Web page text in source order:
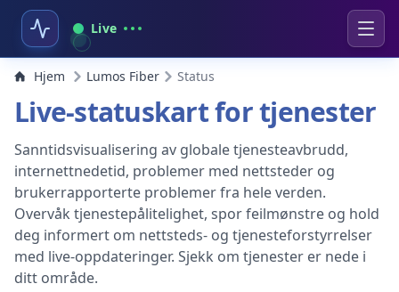
Live
Hjem Lumos Fiber Status
Live-statuskart for tjenester
Sanntidsvisualisering av globale tjenesteavbrudd,
internettnedetid, problemer med nettsteder og
brukerrapporterte problemer fra hele verden.
Overvåk tjenestepålitelighet, spor feilmønstre og hold
deg informert om nettsteds- og tjenesteforstyrrelser
med live-oppdateringer. Sjekk om tjenester er nede i
ditt område.